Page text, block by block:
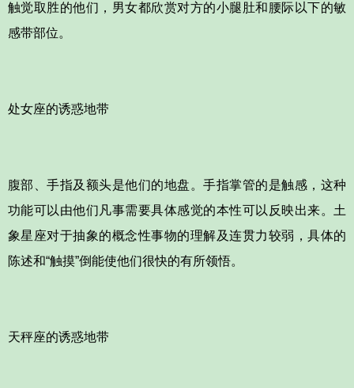
触觉取胜的他们，男女都欣赏对方的小腿肚和腰际以下的敏
感带部位。
处女座的诱惑地带
腹部、手指及额头是他们的地盘。手指掌管的是触感，这种
功能可以由他们凡事需要具体感觉的本性可以反映出来。土
象星座对于抽象的概念性事物的理解及连贯力较弱，具体的
陈述和“触摸”倒能使他们很快的有所领悟。
天秤座的诱惑地带